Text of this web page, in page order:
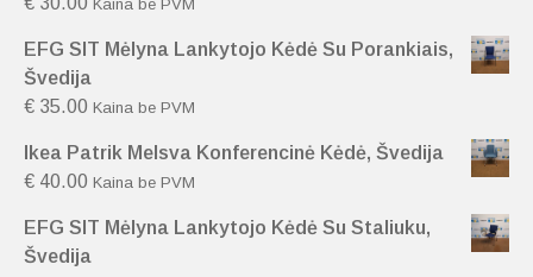
Kaina be PVM
EFG SIT Mėlyna Lankytojo Kėdė Su Porankiais,
Švedija
€ 35.00 Kaina be PVM
Ikea Patrik Melsva Konferencinė Kėdė, Švedija
€ 40.00 Kaina be PVM
EFG SIT Mėlyna Lankytojo Kėdė Su Staliuku,
Švedija